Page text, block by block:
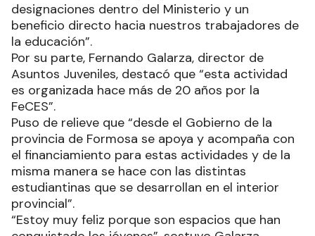
designaciones dentro del Ministerio y un
beneficio directo hacia nuestros trabajadores de
la educación”.
Por su parte, Fernando Galarza, director de
Asuntos Juveniles, destacó que “esta actividad
es organizada hace más de 20 años por la
FeCES”.
Puso de relieve que “desde el Gobierno de la
provincia de Formosa se apoya y acompaña con
el financiamiento para estas actividades y de la
misma manera se hace con las distintas
estudiantinas que se desarrollan en el interior
provincial”.
“Estoy muy feliz porque son espacios que han